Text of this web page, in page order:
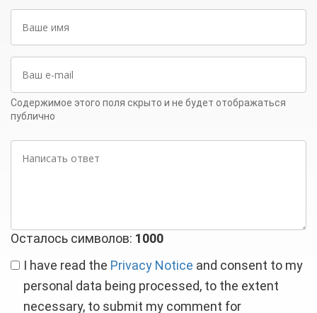
имя
mail
Содержимое этого поля скрыто и не будет отображаться
публично
ответ
Осталось символов: 1000
I have read the Privacy Notice and consent to my
personal data being processed, to the extent
necessary, to submit my comment for